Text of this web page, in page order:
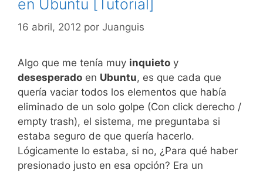
en Ubuntu [Tutorial]
16 abril, 2012 por Juanguis
Algo que me tenía muy inquieto y
desesperado en Ubuntu, es que cada que
quería vaciar todos los elementos que había
eliminado de un solo golpe (Con click derecho /
empty trash), el sistema, me preguntaba si
estaba seguro de que quería hacerlo.
Lógicamente lo estaba, si no, ¿Para qué haber
presionado justo en esa opción? Era un